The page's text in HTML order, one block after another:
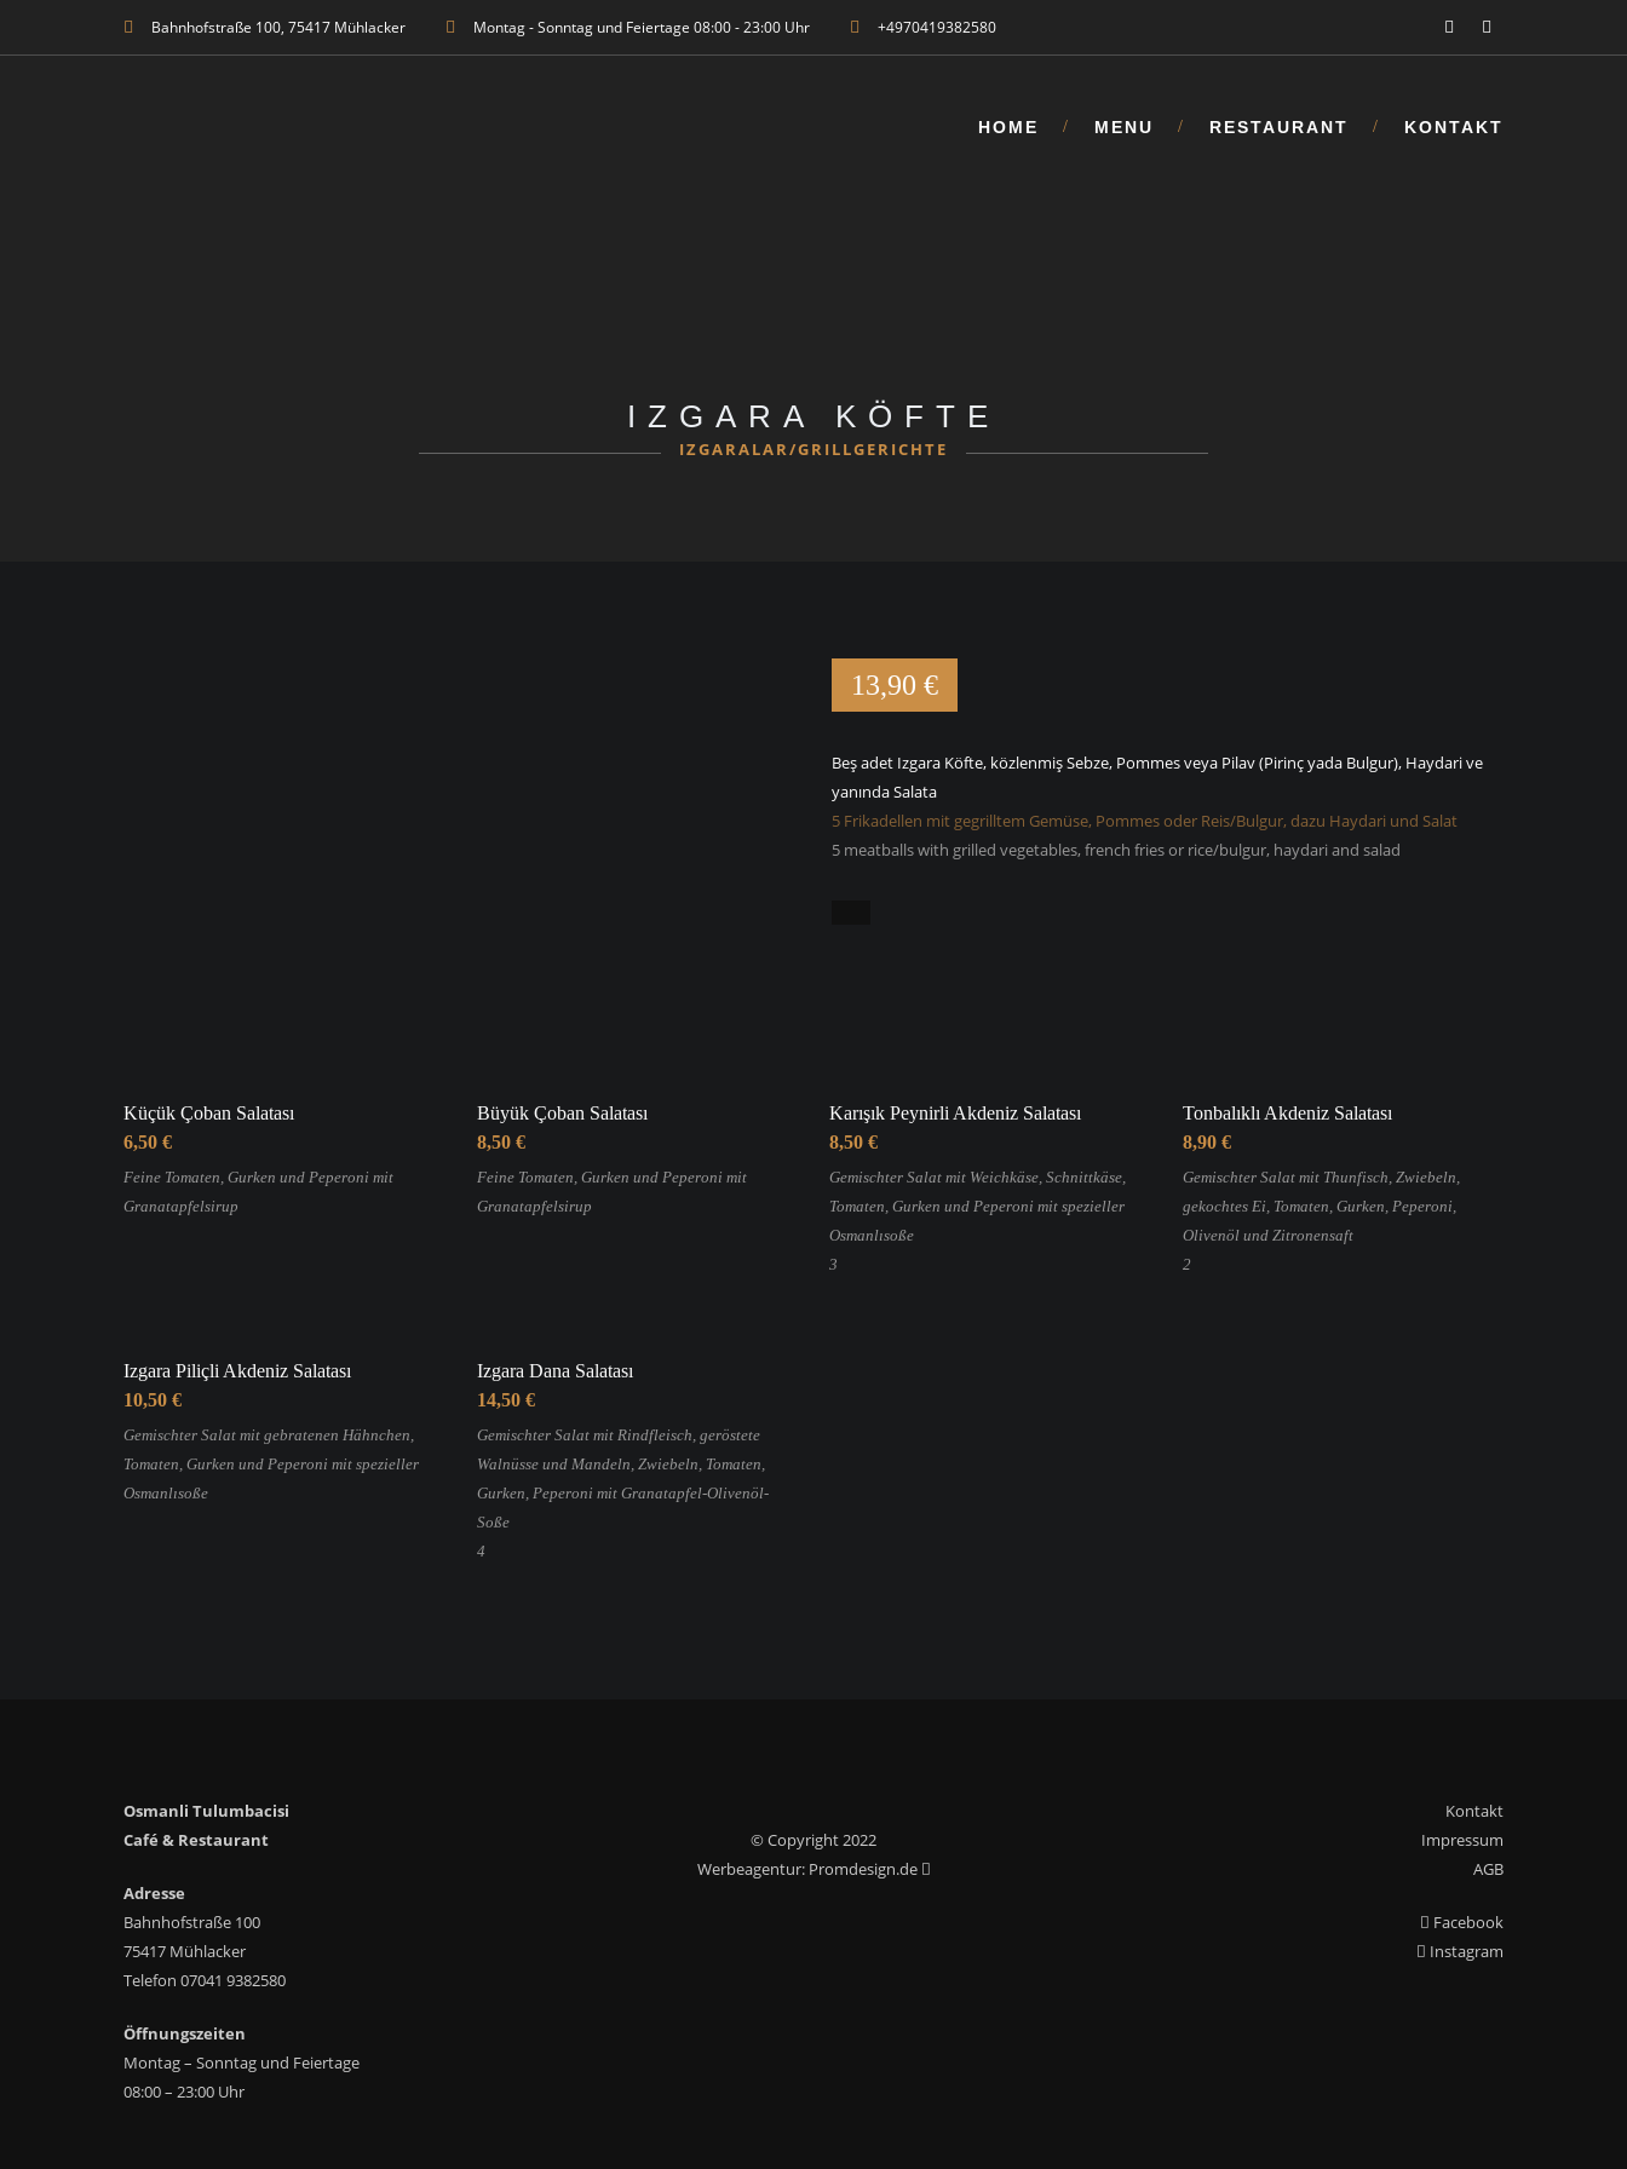
Bahnhofstraße 100, 75417 Mühlacker Montag - Sonntag und Feiertage 08:00 - 23:00 Uhr +4970419382580
HOME MENU RESTAURANT KONTAKT
IZGARA KÖFTE
IZGARALAR/GRILLGERICHTE
13,90 €
Beş adet Izgara Köfte, közlenmiş Sebze, Pommes veya Pilav (Pirinç yada Bulgur), Haydari ve
yanında Salata
5 Frikadellen mit gegrilltem Gemüse, Pommes oder Reis/Bulgur, dazu Haydari und Salat
5 meatballs with grilled vegetables, french fries or rice/bulgur, haydari and salad
Küçük Çoban Salatası
6,50 €
Feine Tomaten, Gurken und Peperoni mit
Granatapfelsirup
Büyük Çoban Salatası
8,50 €
Feine Tomaten, Gurken und Peperoni mit
Granatapfelsirup
Karışık Peynirli Akdeniz Salatası
8,50 €
Gemischter Salat mit Weichkäse, Schnittkäse,
Tomaten, Gurken und Peperoni mit spezieller
Osmanlısoße
3
Tonbalıklı Akdeniz Salatası
8,90 €
Gemischter Salat mit Thunfisch, Zwiebeln,
gekochtes Ei, Tomaten, Gurken, Peperoni,
Olivenöl und Zitronensaft
2
Izgara Piliçli Akdeniz Salatası
10,50 €
Gemischter Salat mit gebratenen Hähnchen,
Tomaten, Gurken und Peperoni mit spezieller
Osmanlısoße
Izgara Dana Salatası
14,50 €
Gemischter Salat mit Rindfleisch, geröstete
Walnüsse und Mandeln, Zwiebeln, Tomaten,
Gurken, Peperoni mit Granatapfel-Olivenöl-
Soße
4
Osmanli Tulumbacisi
Café & Restaurant
Adresse
Bahnhofstraße 100
75417 Mühlacker
Telefon 07041 9382580
Öffnungszeiten
Montag – Sonntag und Feiertage
08:00 – 23:00 Uhr
© Copyright 2022
Werbeagentur: Promdesign.de
Kontakt
Impressum
AGB
Facebook
Instagram